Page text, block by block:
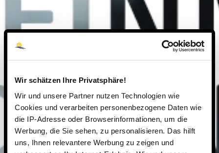
Wir schätzen Ihre Privatsphäre!
Wir und unsere Partner nutzen Technologien wie
Cookies und verarbeiten personenbezogene Daten wie
die IP-Adresse oder Browserinformationen, um die
Werbung, die Sie sehen, zu personalisieren. Das hilft
uns, Ihnen relevantere Werbung zu zeigen und